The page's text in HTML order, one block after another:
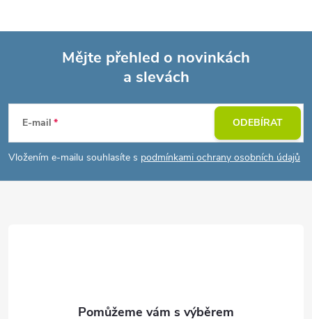
p
a
Mějte přehled o novinkách
a slevách
E-mail
Vložením e-mailu souhlasíte s podmínkami ochrany osobních údajů
ODEBÍRAT